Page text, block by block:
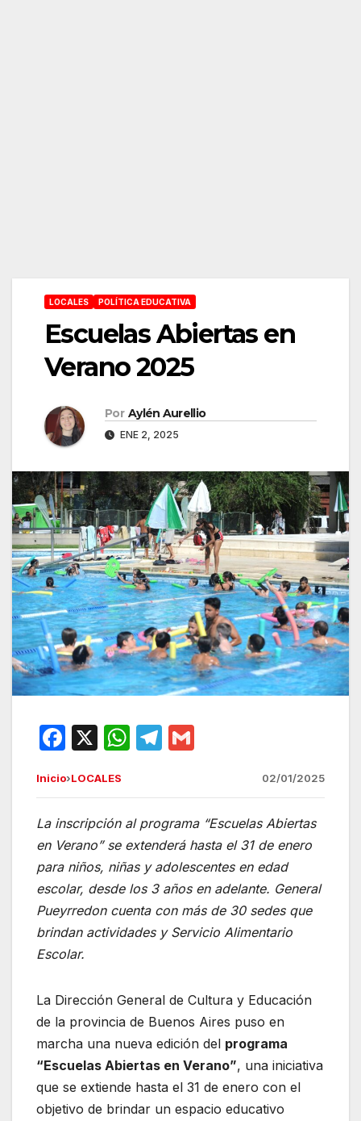
LOCALES POLÍTICA EDUCATIVA
Escuelas Abiertas en
Verano 2025
Por Aylén Aurellio
ENE 2, 2025
F
c
e
b
o
o
k
X
W
at
s
A
p
p
T
e
gr
a
m
ail
Inicio›LOCALES 02/01/2025
La inscripción al programa “Escuelas Abiertas
en Verano” se extenderá hasta el 31 de enero
para niños, niñas y adolescentes en edad
escolar, desde los 3 años en adelante. General
Pueyrredon cuenta con más de 30 sedes que
brindan actividades y Servicio Alimentario
Escolar.
La Dirección General de Cultura y Educación
de la provincia de Buenos Aires puso en
marcha una nueva edición del programa
“Escuelas Abiertas en Verano”, una iniciativa
que se extiende hasta el 31 de enero con el
objetivo de brindar un espacio educativo